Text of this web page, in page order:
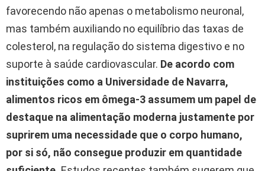
favorecendo não apenas o metabolismo neuronal,
mas também auxiliando no equilíbrio das taxas de
colesterol, na regulação do sistema digestivo e no
suporte à saúde cardiovascular. De acordo com
instituições como a Universidade de Navarra,
alimentos ricos em ômega-3 assumem um papel de
destaque na alimentação moderna justamente por
suprirem uma necessidade que o corpo humano,
por si só, não consegue produzir em quantidade